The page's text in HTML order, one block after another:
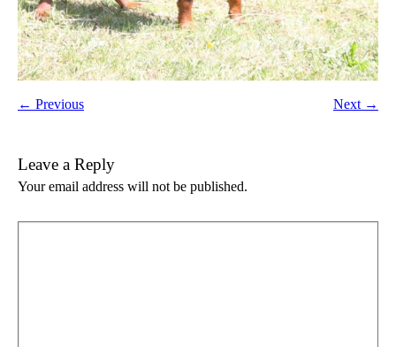
← Previous Next →
Leave a Reply
Your email address will not be published.